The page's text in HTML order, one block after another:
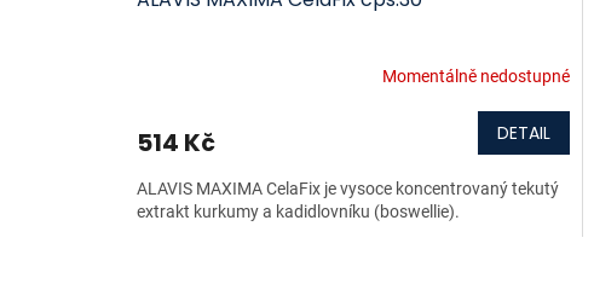
Momentálně nedostupné
514 Kč DETAIL
ALAVIS MAXIMA CelaFix je vysoce koncentrovaný tekutý
extrakt kurkumy a kadidlovníku (boswellie).